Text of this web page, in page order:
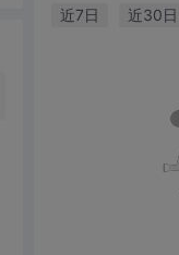
近7日 近30日